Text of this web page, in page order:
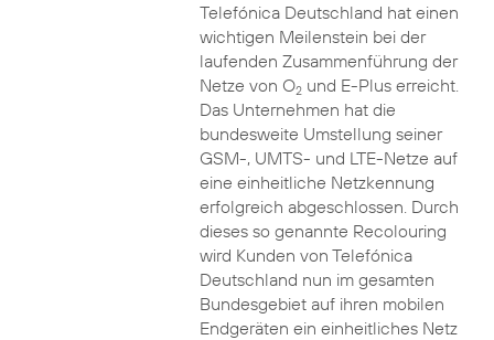
Telefónica Deutschland hat einen
wichtigen Meilenstein bei der
laufenden Zusammenführung der
Netze von O2und E-Plus erreicht.
Das Unternehmen hat die
bundesweite Umstellung seiner
GSM-, UMTS- und LTE-Netze auf
eine einheitliche Netzkennung
erfolgreich abgeschlossen. Durch
dieses so genannte Recolouring
wird Kunden von Telefónica
Deutschland nun im gesamten
Bundesgebiet auf ihren mobilen
Endgeräten ein einheitliches Netz